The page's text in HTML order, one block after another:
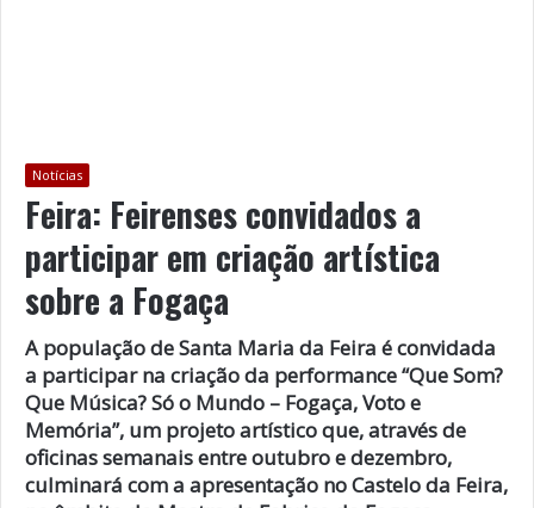
Notícias
Feira: Feirenses convidados a
participar em criação artística
sobre a Fogaça
A população de Santa Maria da Feira é convidada
a participar na criação da performance “Que Som?
Que Música? Só o Mundo – Fogaça, Voto e
Memória”, um projeto artístico que, através de
oficinas semanais entre outubro e dezembro,
culminará com a apresentação no Castelo da Feira,